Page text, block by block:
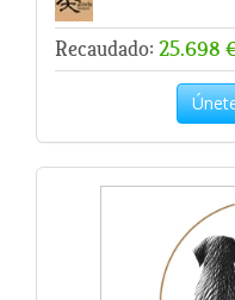
Recaudado: 25.698